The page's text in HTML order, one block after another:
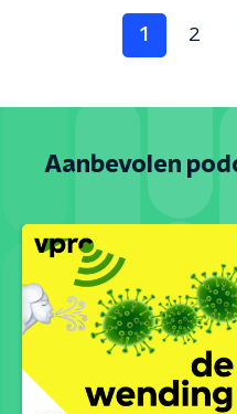
1 2
Aanbevolen